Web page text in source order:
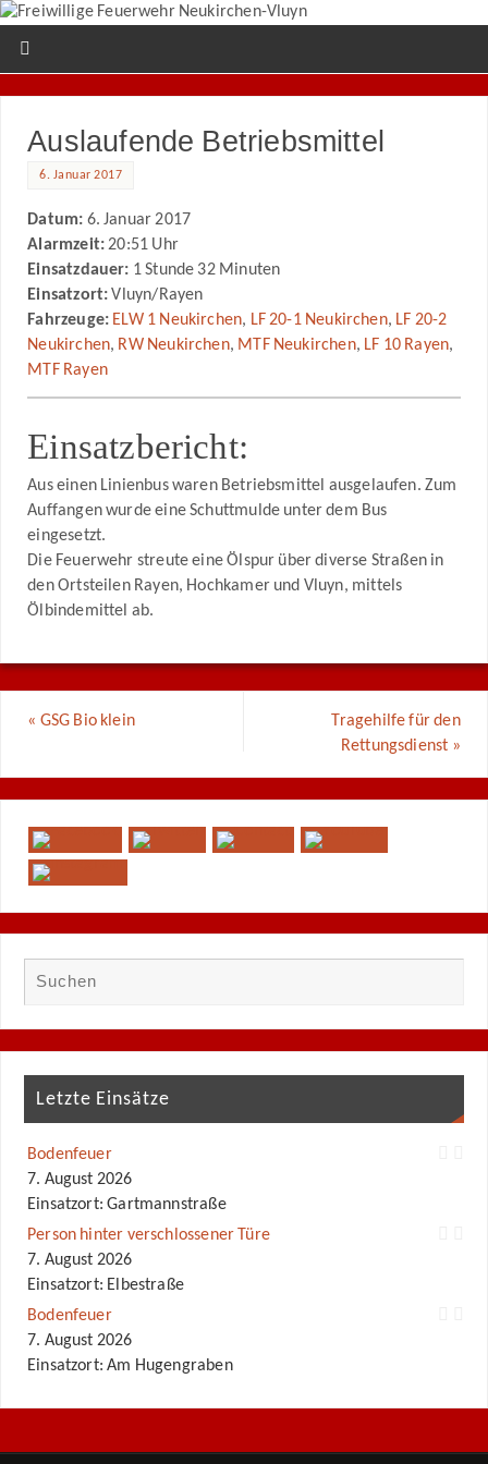
Auslaufende Betriebsmittel
6. Januar 2017
Datum: 6. Januar 2017
Alarmzeit:20:51 Uhr
Einsatzdauer: 1 Stunde 32 Minuten
Einsatzort:Vluyn/Rayen
Fahrzeuge: ELW 1 Neukirchen, LF 20-1 Neukirchen, LF 20-2
Neukirchen, RW Neukirchen, MTF Neukirchen, LF 10 Rayen,
MTF Rayen
Einsatzbericht:
Aus einen Linienbus waren Betriebsmittel ausgelaufen. Zum
Auffangen wurde eine Schuttmulde unter dem Bus
eingesetzt.
Die Feuerwehr streute eine Ölspur über diverse Straßen in
den Ortsteilen Rayen, Hochkamer und Vluyn, mittels
Ölbindemittel ab.
« GSG Bio klein
Tragehilfe für den
Rettungsdienst »
Letzte Einsätze
Bodenfeuer
7. August 2026
Einsatzort: Gartmannstraße
Person hinter verschlossener Türe
7. August 2026
Einsatzort: Elbestraße
Bodenfeuer
7. August 2026
Einsatzort: Am Hugengraben